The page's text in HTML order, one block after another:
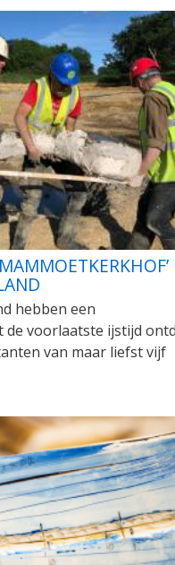
hebben een
voorlaatste ijstijd
van maar liefst vijf